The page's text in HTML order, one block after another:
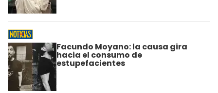
Facundo Moyano: la causa gira
hacia el consumo de
estupefacientes